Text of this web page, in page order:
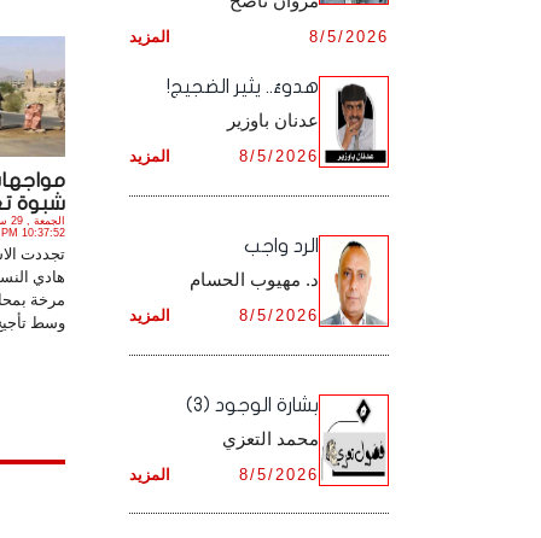
شبوة
10:37:52 PM
تجددت
هادي
مرخة
وسط
أرشيف شهر ديـسـمـبـر ,
أرشيف شهر نـوفـمـبـر ,
أرشيف شهر ديـسـمـبـر ,
المزيد 8/5/2026
هدوءٌ.. يثير الضجيج!
عدنان باوزير
المزيد 8/5/2026
الرد واجب
د. مهيوب الحسام
المزيد 8/5/2026
بشارة الوجود (3)
محمد التعزي
المزيد 8/5/2026